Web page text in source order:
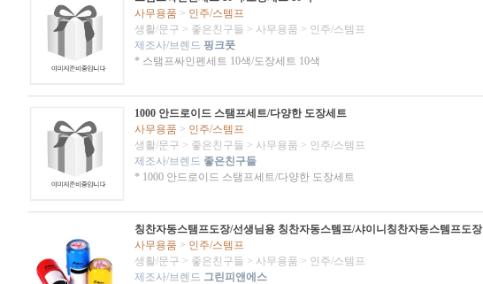
사무용품 > 인주/스템프
생활/문구 > 좋은친구들 > 사무용품 > 인주/스템프
제조사/브렌드 핑크풋
* 스탬프싸인펜세트 10색/도장세트 10색
1000 안드로이드 스탬프세트/다양한 도장세트
사무용품 > 인주/스템프
생활/문구 > 좋은친구들 > 사무용품 > 인주/스템프
제조사/브렌드 좋은친구들
* 1000 안드로이드 스탬프세트/다양한 도장세트
칭찬자동스탬프도장/선생님용 칭찬자동스템프/샤이니칭찬자동스템프도장
사무용품 > 인주/스템프
생활/문구 > 좋은친구들 > 사무용품 > 인주/스템프
제조사/브렌드 그린피앤에스